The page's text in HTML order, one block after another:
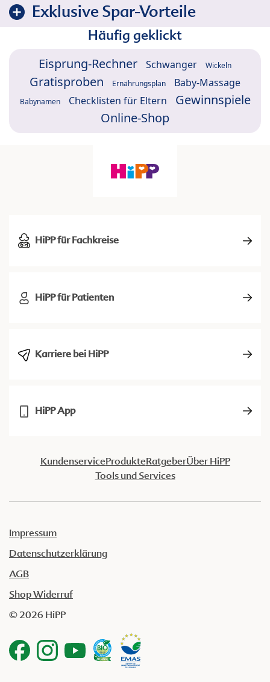
Exklusive Spar-Vorteile
Häufig geklickt
Eisprung-Rechner Schwanger Wickeln
Gratisproben Ernährungsplan Baby-Massage
Babynamen Checklisten für Eltern
Gewinnspiele
Online-Shop
HiPP für Fachkreise
HiPP für Patienten
Karriere bei HiPP
HiPP App
KundenserviceProdukteRatgeberÜber HiPP
Tools und Services
Impressum
Datenschutzerklärung
AGB
Shop Widerruf
© 2026 HiPP